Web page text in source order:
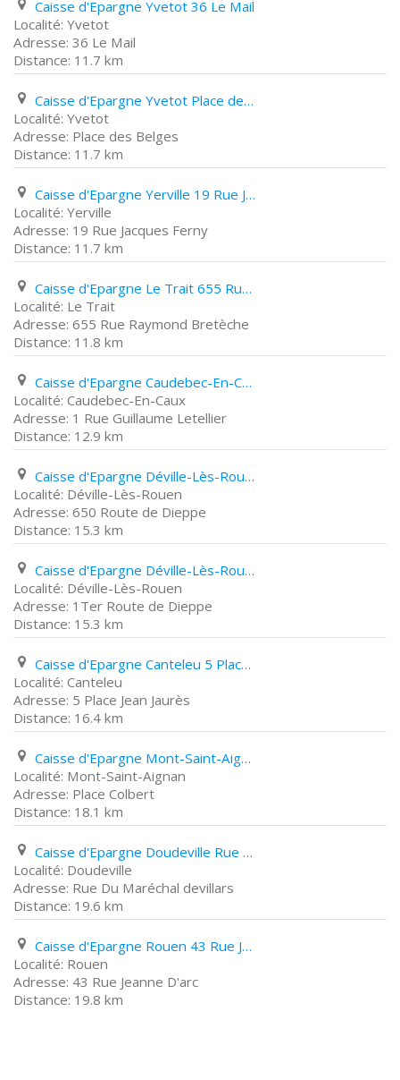
Caisse d'Epargne Yvetot 36 Le Mail
Yvetot
36 Le Mail
11.7 km
Caisse d'Epargne Yvetot Place des Belges
Yvetot
Place des Belges
11.7 km
Caisse d'Epargne Yerville 19 Rue Jacques Ferny
Yerville
19 Rue Jacques Ferny
11.7 km
Caisse d'Epargne Le Trait 655 Rue Raymond Bretèche
Le Trait
655 Rue Raymond Bretèche
11.8 km
Caisse d'Epargne Caudebec-En-Caux 1 Rue Guillaume Letellier
Caudebec-En-Caux
1 Rue Guillaume Letellier
12.9 km
Caisse d'Epargne Déville-Lès-Rouen 650 Route de Dieppe
Déville-Lès-Rouen
650 Route de Dieppe
15.3 km
Caisse d'Epargne Déville-Lès-Rouen 1Ter Route de Dieppe
Déville-Lès-Rouen
1Ter Route de Dieppe
15.3 km
Caisse d'Epargne Canteleu 5 Place Jean Jaurès
Canteleu
5 Place Jean Jaurès
16.4 km
Caisse d'Epargne Mont-Saint-Aignan Place Colbert
Mont-Saint-Aignan
Place Colbert
18.1 km
Caisse d'Epargne Doudeville Rue Du Maréchal devillars
Doudeville
Rue Du Maréchal devillars
19.6 km
Caisse d'Epargne Rouen 43 Rue Jeanne D'arc
Rouen
43 Rue Jeanne D'arc
19.8 km